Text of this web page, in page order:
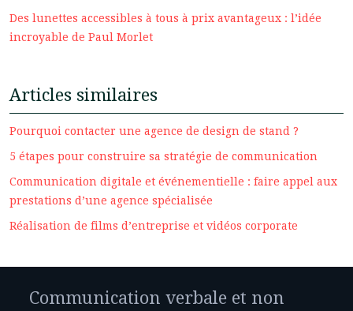
Des lunettes accessibles à tous à prix avantageux : l’idée
incroyable de Paul Morlet
Articles similaires
Pourquoi contacter une agence de design de stand ?
5 étapes pour construire sa stratégie de communication
Communication digitale et événementielle : faire appel aux
prestations d’une agence spécialisée
Réalisation de films d’entreprise et vidéos corporate
Communication verbale et non